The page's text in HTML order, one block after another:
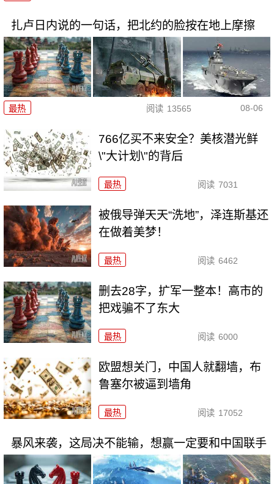
扎卢日内说的一句话，把北约的脸按在地上摩擦
最热 阅读 13565 08-06
766亿买不来安全？美核潜光鲜
\"大计划\"的背后
最热 阅读 7031
被俄导弹天天“洗地”，泽连斯基还
在做着美梦！
最热 阅读 6462
删去28字，扩军一整本！高市的
把戏骗不了东大
最热 阅读 6000
欧盟想关门，中国人就翻墙，布
鲁塞尔被逼到墙角
最热 阅读 17052
暴风来袭，这局决不能输，想赢一定要和中国联手